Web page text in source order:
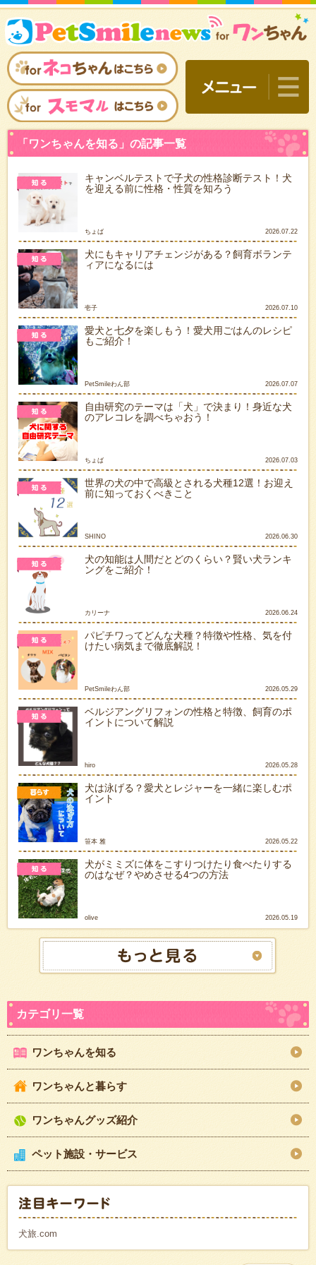
「ワンちゃんを知る」の記
キャンベルテストで子犬の性格診断テスト！犬
を迎える前に性格・性質を知ろう
ちょば 2026.07.22
犬にもキャリアチェンジがある？飼育ボランテ
ィアになるには
壱子 2026.07.10
愛犬と七夕を楽しもう！愛犬用ごはんのレシピ
もご紹介！
PetSmileわん部 2026.07.07
自由研究のテーマは「犬」で決まり！身近な犬
のアレコレを調べちゃおう！
ちょば 2026.07.03
世界の犬の中で高級とされる犬種12選！お迎え
前に知っておくべきこと
SHINO 2026.06.30
犬の知能は人間だとどのくらい？賢い犬ランキ
ングをご紹介！
カリーナ 2026.06.24
パピチワってどんな犬種？特徴や性格、気を付
けたい病気まで徹底解説！
PetSmileわん部 2026.05.29
ベルジアングリフォンの性格と特徴、飼育のポ
イントについて解説
hiro 2026.05.28
犬は泳げる？愛犬とレジャーを一緒に楽しむポ
イント
笹本 雅 2026.05.22
犬がミミズに体をこすりつけたり食べたりする
のはなぜ？やめさせる4つの方法
olive 2026.05.19
ワンちゃんを知る
ワンちゃんと暮らす
ワンちゃんグッズ紹介
ペット施設・サービス
犬旅.com